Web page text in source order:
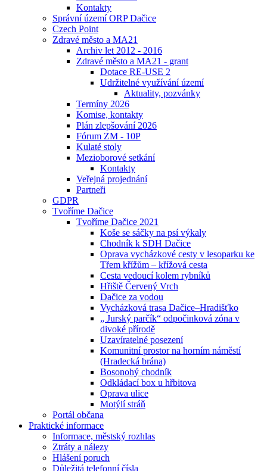
Kontakty
Správní území ORP Dačice
Czech Point
Zdravé město a MA21
Archiv let 2012 - 2016
Zdravé město a MA21 - grant
Dotace RE-USE 2
Udržitelné využívání území
Aktuality, pozvánky
Termíny 2026
Komise, kontakty
Plán zlepšování 2026
Fórum ZM - 10P
Kulaté stoly
Mezioborové setkání
Kontakty
Veřejná projednání
Partneři
GDPR
Tvoříme Dačice
Tvoříme Dačice 2021
Koše se sáčky na psí výkaly
Chodník k SDH Dačice
Oprava vycházkové cesty v lesoparku ke
Třem křížům – křížová cesta
Cesta vedoucí kolem rybníků
Hřiště Červený Vrch
Dačice za vodou
Vycházková trasa Dačice–Hradišťko
„ Jurský parčík“ odpočinková zóna v
divoké přírodě
Uzavíratelné posezení
Komunitní prostor na horním náměstí
(Hradecká brána)
Bosonohý chodník
Odkládací box u hřbitova
Oprava ulice
Motýlí stráň
Portál občana
Praktické informace
Informace, městský rozhlas
Ztráty a nálezy
Hlášení poruch
Důležitá telefonní čísla